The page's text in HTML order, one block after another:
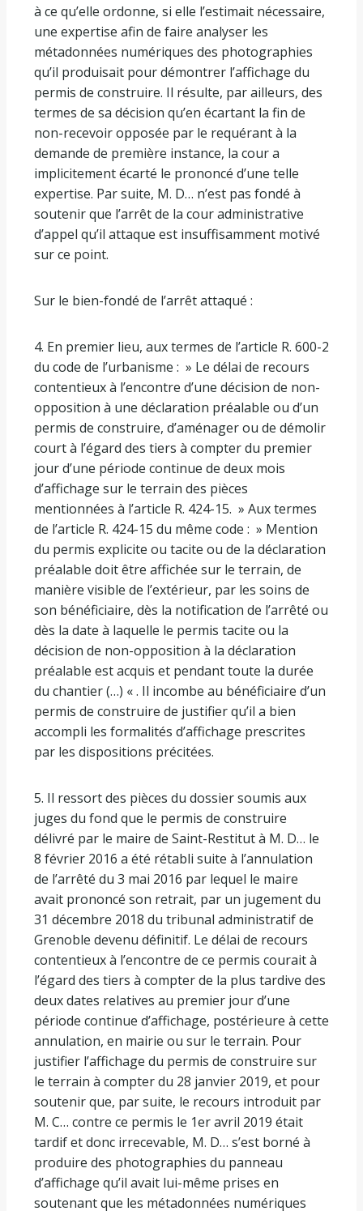
à ce qu’elle ordonne, si elle l’estimait nécessaire,
une expertise afin de faire analyser les
métadonnées numériques des photographies
qu’il produisait pour démontrer l’affichage du
permis de construire. Il résulte, par ailleurs, des
termes de sa décision qu’en écartant la fin de
non-recevoir opposée par le requérant à la
demande de première instance, la cour a
implicitement écarté le prononcé d’une telle
expertise. Par suite, M. D… n’est pas fondé à
soutenir que l’arrêt de la cour administrative
d’appel qu’il attaque est insuffisamment motivé
sur ce point.
Sur le bien-fondé de l’arrêt attaqué :
4. En premier lieu, aux termes de l’article R. 600-2
du code de l’urbanisme : » Le délai de recours
contentieux à l’encontre d’une décision de non-
opposition à une déclaration préalable ou d’un
permis de construire, d’aménager ou de démolir
court à l’égard des tiers à compter du premier
jour d’une période continue de deux mois
d’affichage sur le terrain des pièces
mentionnées à l’article R. 424-15. » Aux termes
de l’article R. 424-15 du même code : » Mention
du permis explicite ou tacite ou de la déclaration
préalable doit être affichée sur le terrain, de
manière visible de l’extérieur, par les soins de
son bénéficiaire, dès la notification de l’arrêté ou
dès la date à laquelle le permis tacite ou la
décision de non-opposition à la déclaration
préalable est acquis et pendant toute la durée
du chantier (…) « . Il incombe au bénéficiaire d’un
permis de construire de justifier qu’il a bien
accompli les formalités d’affichage prescrites
par les dispositions précitées.
5. Il ressort des pièces du dossier soumis aux
juges du fond que le permis de construire
délivré par le maire de Saint-Restitut à M. D… le
8 février 2016 a été rétabli suite à l’annulation
de l’arrêté du 3 mai 2016 par lequel le maire
avait prononcé son retrait, par un jugement du
31 décembre 2018 du tribunal administratif de
Grenoble devenu définitif. Le délai de recours
contentieux à l’encontre de ce permis courait à
l’égard des tiers à compter de la plus tardive des
deux dates relatives au premier jour d’une
période continue d’affichage, postérieure à cette
annulation, en mairie ou sur le terrain. Pour
justifier l’affichage du permis de construire sur
le terrain à compter du 28 janvier 2019, et pour
soutenir que, par suite, le recours introduit par
M. C… contre ce permis le 1er avril 2019 était
tardif et donc irrecevable, M. D… s’est borné à
produire des photographies du panneau
d’affichage qu’il avait lui-même prises en
soutenant que les métadonnées numériques